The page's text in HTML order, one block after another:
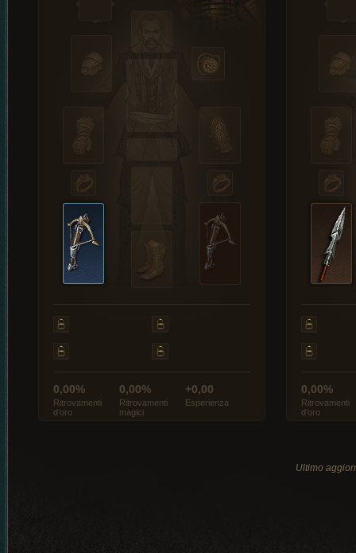
0,00%
Ritrovamenti
d’oro
0,00%
Ritrovamenti
magici
+0,00
Esperienza
0,00%
Ritrovamenti
d’oro
Ultimo